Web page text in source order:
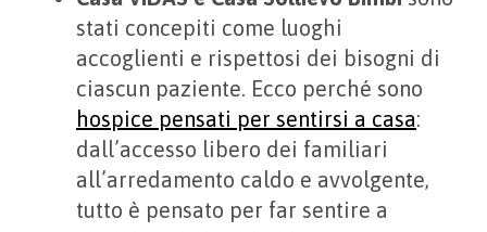
stati concepiti come luoghi
accoglienti e rispettosi dei bisogni di
ciascun paziente. Ecco perché sono
hospice pensati per sentirsi a casa:
dall’accesso libero dei familiari
all’arredamento caldo e avvolgente,
tutto è pensato per far sentire a